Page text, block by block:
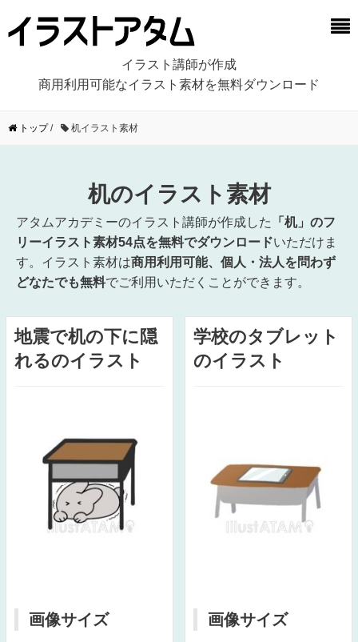
イラスト講師が作成
商用利用可能なイラスト素材を無料ダウンロード
トップ/ 机イラスト素材
机のイラスト素材
アタムアカデミーのイラスト講師が作成した
「机」のフ
リーイラスト素材54点を無料でダウンロードいただけま
す。イラスト素材は商用利用可能、個人・法人を問わず
どなたでも無料でご利用いただくことができます。
地震で机の下に隠
れるのイラスト
画像サイズ
学校のタブレット
のイラスト
画像サイズ